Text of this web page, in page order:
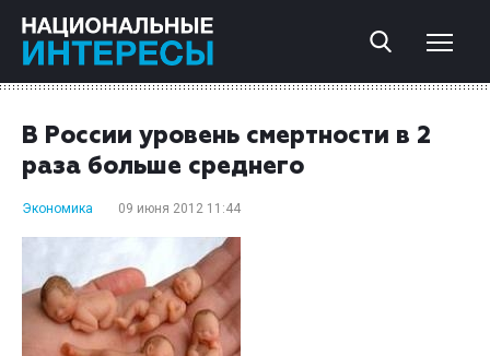
В России уровень смертности в 2
раза больше среднего
Экономика 09 июня 2012 11:44